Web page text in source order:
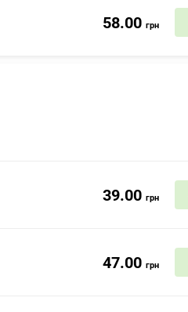
58.00 грн
39.00 грн
47.00 грн